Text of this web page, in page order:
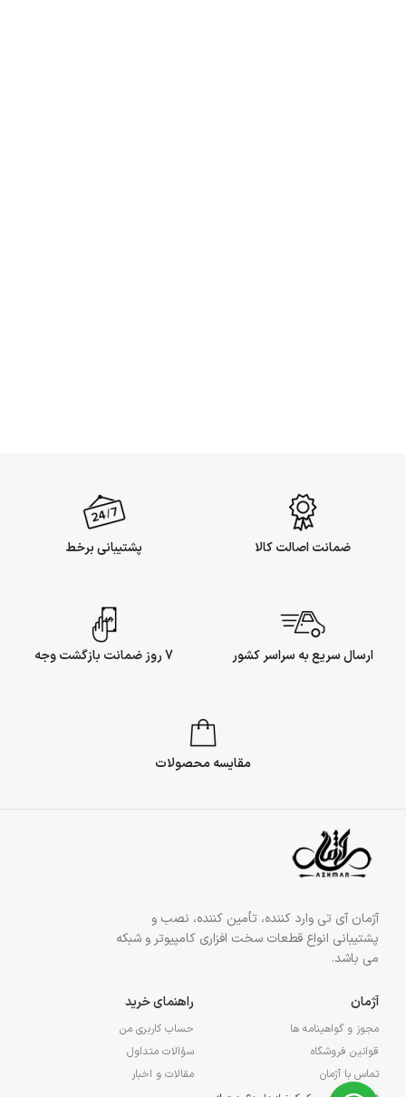
ضمانت اصالت کالا پشتیبانی برخط
ارسال سریع به سراسر کشور 7 روز ضمانت بازگشت وجه
مقایسه محصولات
آژمان آی تی وارد کننده، تأمین کننده، نصب و
پشتیبانی انواع قطعات سخت افزاری کامپیوتر و شبکه
می باشد.
آژمان
مجوز و گواهینامه ها
قوانین فروشگاه
تماس با آژمان
راهنمای خرید
حساب کاربری من
سؤالات متداول
مقالات و اخبار